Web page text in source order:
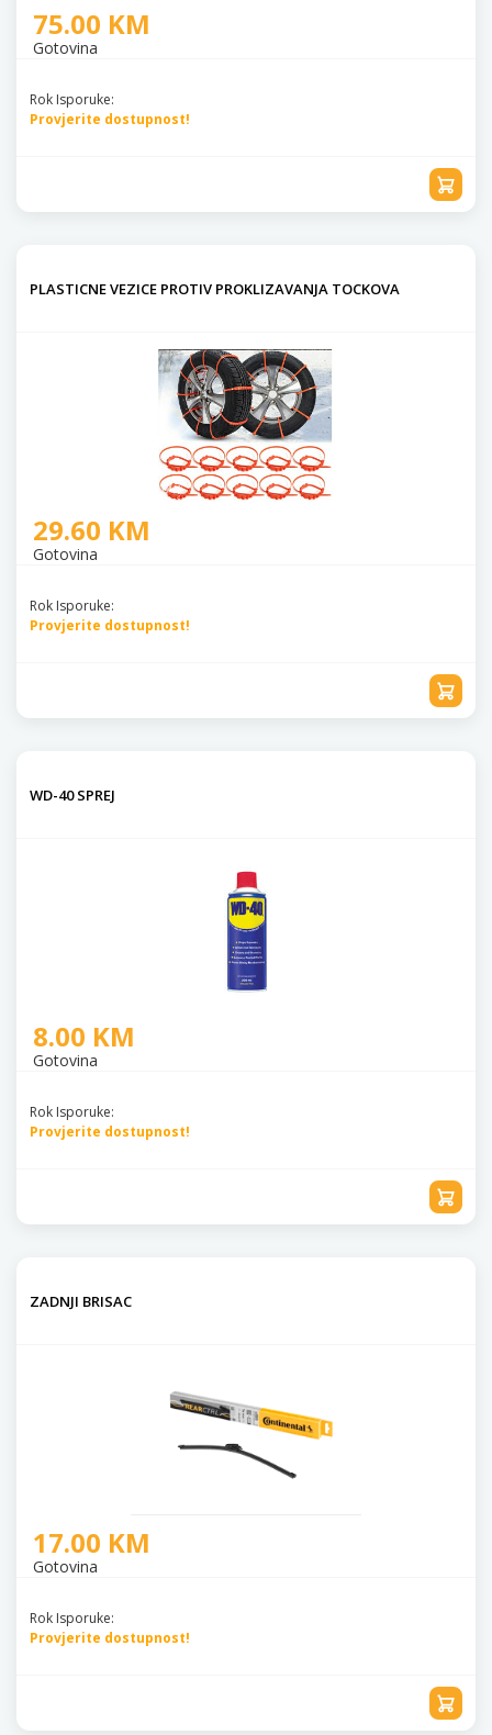
75.00 KM
Gotovina
Rok Isporuke:
Provjerite dostupnost!
PLASTICNE VEZICE PROTIV PROKLIZAVANJA TOCKOVA
29.60 KM
Gotovina
Rok Isporuke:
Provjerite dostupnost!
WD-40 SPREJ
8.00 KM
Gotovina
Rok Isporuke:
Provjerite dostupnost!
ZADNJI BRISAC
17.00 KM
Gotovina
Rok Isporuke:
Provjerite dostupnost!